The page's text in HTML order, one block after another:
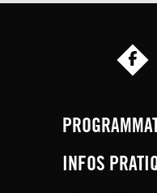
INFOS